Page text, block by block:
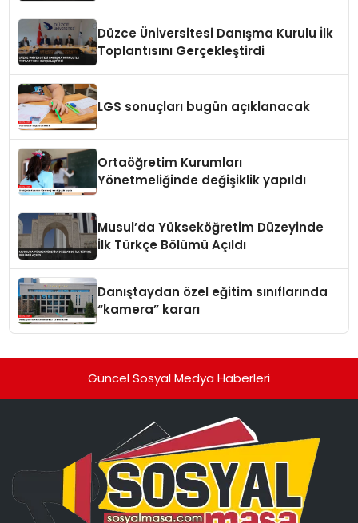
Düzce Üniversitesi Danışma Kurulu İlk
Toplantısını Gerçekleştirdi
LGS sonuçları bugün açıklanacak
Ortaöğretim Kurumları
Yönetmeliğinde değişiklik yapıldı
Musul’da Yükseköğretim Düzeyinde
İlk Türkçe Bölümü Açıldı
Danıştaydan özel eğitim sınıflarında
“kamera” kararı
Güncel Sosyal Medya Haberleri